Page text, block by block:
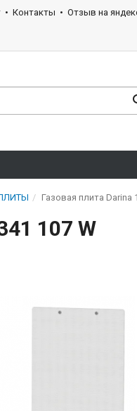
Контакты Отзыв на
Газовая плита Darina
107 W